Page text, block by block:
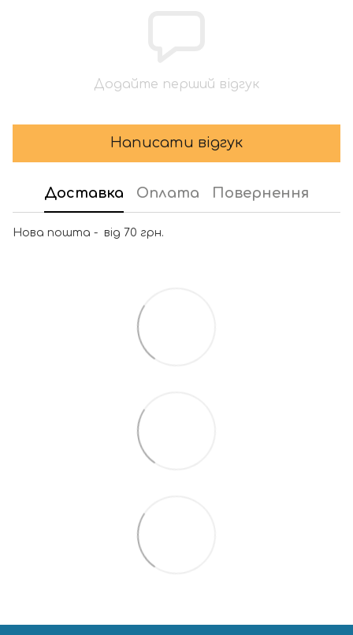
Додайте перший відгук
Написати відгук
Доставка Оплата Повернення
Нова пошта - від 70 грн.